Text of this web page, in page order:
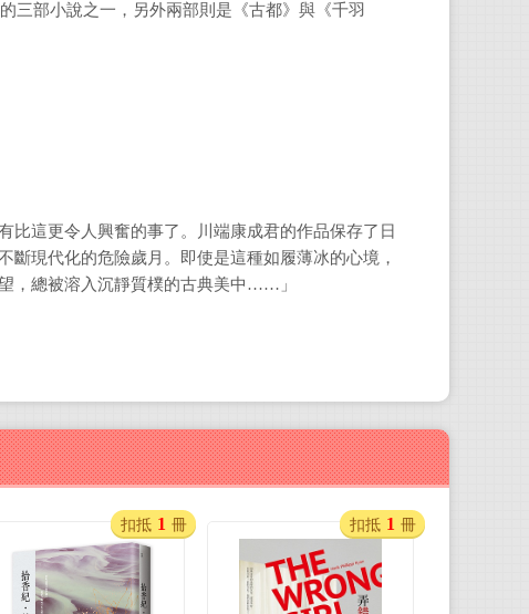
三部小說之一，另外兩部則是《古都》與《千羽
比這更令人興奮的事了。川端康成君的作品保存了日
現代化的危險歲月。即使是這種如履薄冰的心境，
，總被溶入沉靜質樸的古典美中……」
扣抵 1 冊 扣抵 1 冊